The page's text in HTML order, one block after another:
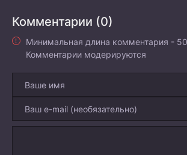
Комментарии (0)
Минимальная длина комментария -
Комментарии модерируются